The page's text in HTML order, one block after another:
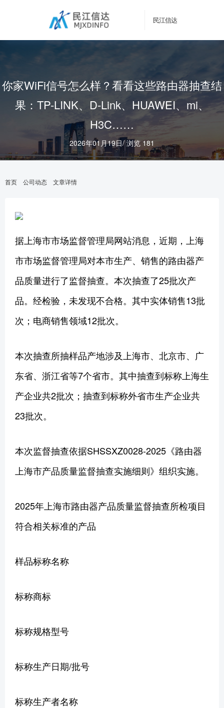
民江信达
你家WiFi信号怎么样？看看这些路由器抽查结
果：TP-LINK、D-Link、HUAWEI、mi、
H3C……
2026年01月19日/浏览 181
首页 公司动态 文章详情
据上海市市场监督管理局网站消息，近期，上海
市市场监督管理局对本市生产、销售的路由器产
品质量进行了监督抽查。本次抽查了25批次产
品。经检验，未发现不合格。其中实体销售13批
次；电商销售领域12批次。
本次抽查所抽样品产地涉及上海市、北京市、广
东省、浙江省等7个省市。其中抽查到标称上海生
产企业共2批次；抽查到标称外省市生产企业共
23批次。
本次监督抽查依据SHSSXZ0028-2025《路由器
上海市产品质量监督抽查实施细则》组织实施。
2025年上海市路由器产品质量监督抽查所检项目
符合相关标准的产品
样品标称名称
标称商标
标称规格型号
标称生产日期/批号
标称生产者名称